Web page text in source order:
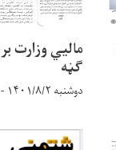
ګڼه
دوشنبه ۱۴۰۱/۸/۲ - ۱۱:۴۸